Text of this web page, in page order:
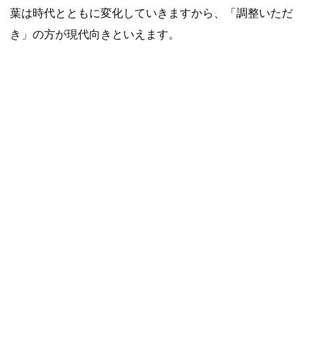
葉は時代とともに変化していきますから、「調整いただ
き」の方が現代向きといえます。